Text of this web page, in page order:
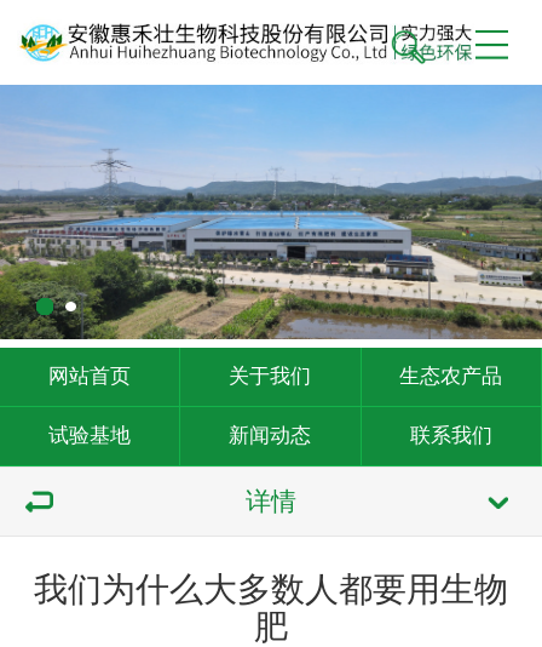
网站首页 关于我们 生态农产品
试验基地 新闻动态 联系我们
详情
我们为什么大多数人都要用生物
肥